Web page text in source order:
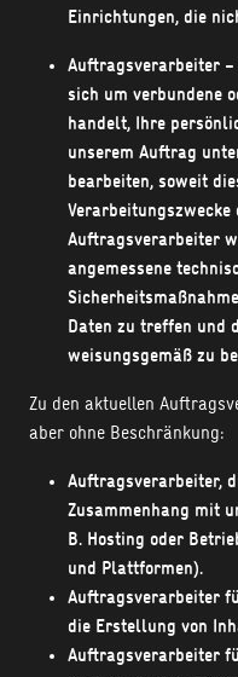
Einrichtungen, die
Auftragsverarbeiter –
sich um verbundene
handelt, Ihre
unserem Auftrag
bearbeiten, soweit
Auftragsverarbeiter
angemessene
Daten zu treffen und
weisungsgemäß zu
Zu den aktuellen
aber ohne Beschränkung:
Auftragsverarbeiter,
Zusammenhang mit
B. Hosting oder
und Plattformen).
Auftragsverarbeiter
die Erstellung von
Auftragsverarbeiter